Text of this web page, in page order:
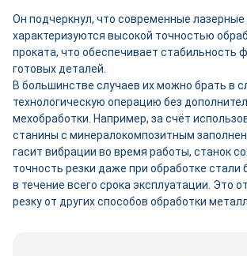
Он подчеркнул, что современные лазерные
характеризуются высокой точностью
проката, что обеспечивает стабильность
готовых деталей.
В большинстве случаев их можно брать в
технологическую операцию без
мехобработки. Например, за счёт
станины с минералокомпозитным
гасит вибрации во время работы, станок
точность резки даже при обработке
в течение всего срока эксплуатации. Это
резку от других способов обработки